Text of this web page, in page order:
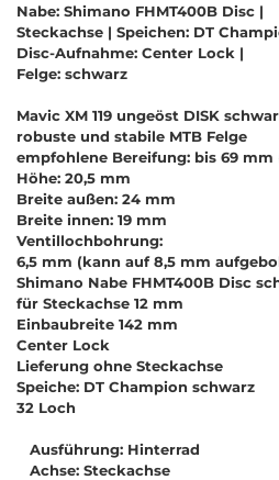
Nabe: Shimano FHMT400B Disc |
Steckachse | Speichen: DT
Disc-Aufnahme: Center Lock |
Felge: schwarz
Mavic XM 119 ungeöst DISK
robuste und stabile MTB Felge
empfohlene Bereifung: bis 69 mm
Höhe: 20,5 mm
Breite außen: 24 mm
Breite innen: 19 mm
Ventillochbohrung:
6,5 mm (kann auf 8,5 mm
Shimano Nabe FHMT400B Disc
für Steckachse 12 mm
Einbaubreite 142 mm
Center Lock
Lieferung ohne Steckachse
Speiche: DT Champion schwarz
32 Loch
Ausführung: Hinterrad
Achse: Steckachse